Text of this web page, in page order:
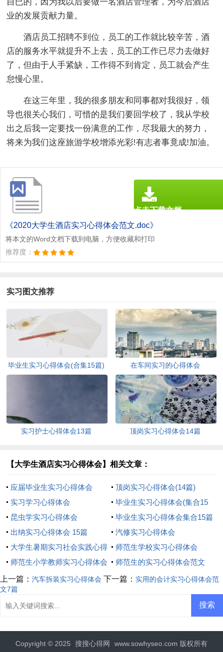
业的发展贡献力量。
酒店员工招聘不到位，员工的工作就比较辛苦，酒
店的服务水平就提升不上去，员工的工作已尽力去做好
了，但由于人手紧缺，工作得不到肯定，员工就会产生
怠慢心里。
在这三年里，我的很多朋友和同事都对我很好，领
导也很关心我们，可惜的是我们要回学校了，我从学校
出之后我一定要找一份满意的工作，尽我最大的努力，
将来为我们这座旅游学校增添光彩!有志者事竟成!加油。
《2020大学生酒店实习心得体会范文.doc》
将本文的Word文档下载到电脑，方便收藏和打印
推荐度：
点击下载文档
文档为doc格式
实习图文推荐
毕业生实习心得体会(合集15篇) 在车间实习的心得体会
实习护士心得体会13篇 顶岗实习心得体会14篇
【大学生酒店实习心得体会】相关文章：
应届毕业生实习心得体会
顶岗实习心得体会(14篇)
实习学习心得体会
毕业生实习心得体会(集合15
篇)
昆虫学实习心得体会
毕业生实习心得体会集合15篇
出纳实习心得体会 15篇
汽修实习心得体会
大学生暑期实习社会实践心得
体会
师范生学校实习心得体会
师范生小学教师实习心得体会
师范生的实习心得体会范文
上一篇： 汽车拆装实习心得体会 下一篇： 实用的会计实习心得体会范
文7篇
Copyright © 2025 搜搜心得网 www.sowhyseo.com 版权所有